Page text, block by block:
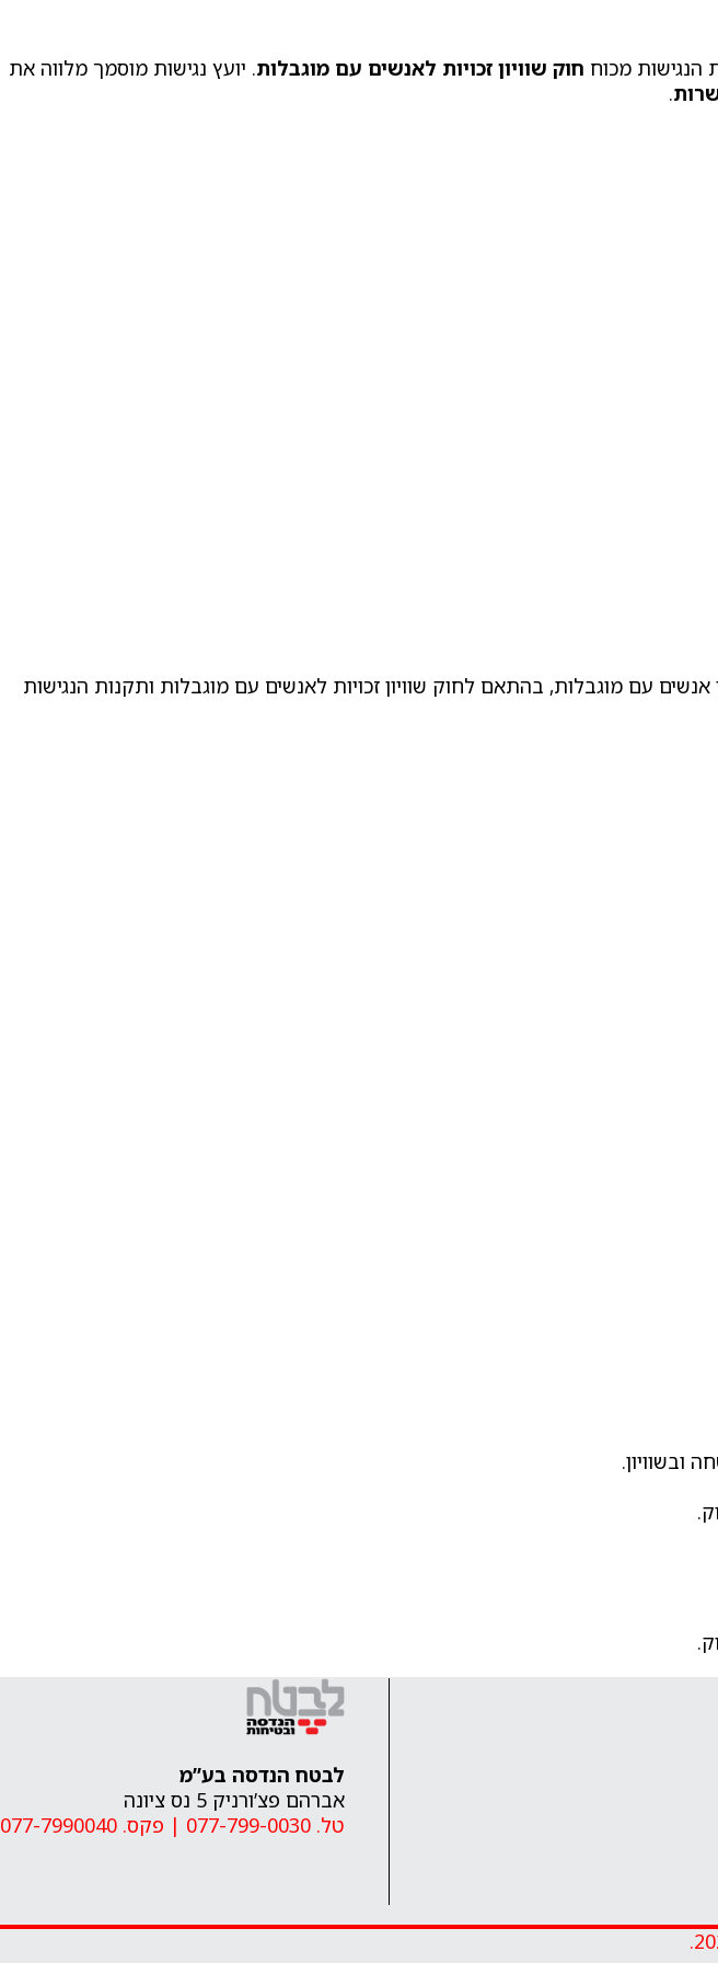
הנגישות מכוח חוק שוויון זכויות לאנשים עם מוגבלות. יועץ נגישות מוסמך מלווה את
.
עם מוגבלות, בהתאם לחוק שוויון זכויות לאנשים עם מוגבלות ותקנות הנגישות
ובשוויון.
לבטח הנדסה בע”מ
אברהם פצ’ורניק 5 נס ציונה
טל. 077-799-0030
| פקס. 077-7990040